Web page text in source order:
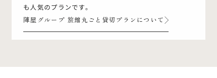
も人気のプランです。
陣屋グループ 旅館丸ごと貸切プランについて